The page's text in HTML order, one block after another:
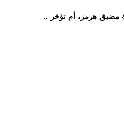
مضيق هرمز، أم تؤخر